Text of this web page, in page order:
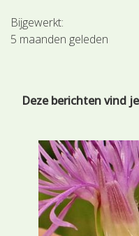
Bijgewerkt:
5 maanden geleden
Deze berichten vind